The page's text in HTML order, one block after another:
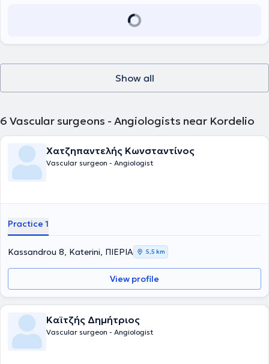
returning to Greece, he worked as an assistant vascular surgeon at
the University General Hospital of Patras. He is a PhD candidate at
the authorship of scientific articles, and presentations at vascular
Show all
6 Vascular surgeons - Angiologists near Kordelio
Χατζηπαντελής Κωνσταντίνος
Vascular surgeon - Angiologist
Practice 1
Kassandrou 8, Katerini, ΠΙΕΡΙΑ 5,5 km
View profile
Καϊτζής Δημήτριος
Vascular surgeon - Angiologist